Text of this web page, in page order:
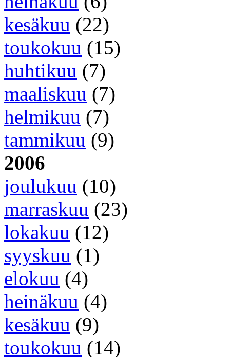
kesäkuu (22)
toukokuu (15)
huhtikuu (7)
maaliskuu (7)
helmikuu (7)
tammikuu (9)
2006
joulukuu (10)
marraskuu (23)
lokakuu (12)
syyskuu (1)
elokuu (4)
heinäkuu (4)
kesäkuu (9)
toukokuu (14)